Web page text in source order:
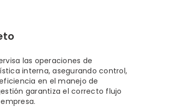
las operaciones de
interna, asegurando control,
en el manejo de
garantiza el correcto flujo